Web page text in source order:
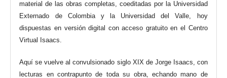
material de las obras completas, coeditadas por la Universidad
Externado de Colombia y la Universidad del Valle, hoy
dispuestas en versión digital con acceso gratuito en el Centro
Virtual Isaacs.
Aquí se vuelve al convulsionado siglo XIX de Jorge Isaacs, con
lecturas en contrapunto de toda su obra, echando mano de